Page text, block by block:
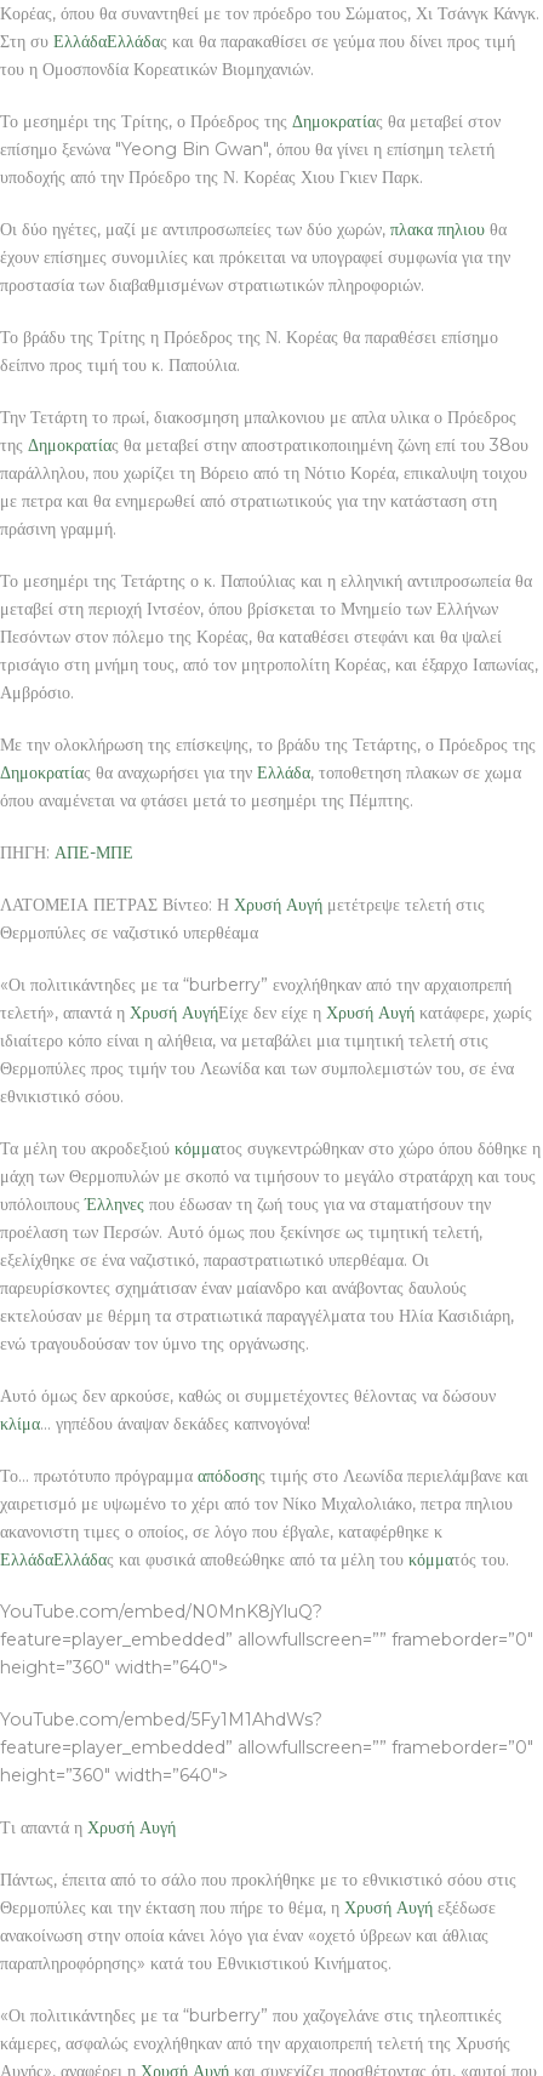
Κορέας, όπου θα συναντηθεί με τον πρόεδρο του Σώματος, Χι Τσάνγκ Κάνγκ.
Στη συ ΕλλάδαΕλλάδας και θα παρακαθίσει σε γεύμα που δίνει προς τιμή
του η Ομοσπονδία Κορεατικών Βιομηχανιών.
Το μεσημέρι της Τρίτης, ο Πρόεδρος της Δημοκρατίας θα μεταβεί στον
επίσημο ξενώνα "Yeong Bin Gwan", όπου θα γίνει η επίσημη τελετή
υποδοχής από την Πρόεδρο της Ν. Κορέας Χιου Γκιεν Παρκ.
Οι δύο ηγέτες, μαζί με αντιπροσωπείες των δύο χωρών, πλακα πηλιου θα
έχουν επίσημες συνομιλίες και πρόκειται να υπογραφεί συμφωνία για την
προστασία των διαβαθμισμένων στρατιωτικών πληροφοριών.
Το βράδυ της Τρίτης η Πρόεδρος της Ν. Κορέας θα παραθέσει επίσημο
δείπνο προς τιμή του κ. Παπούλια.
Την Τετάρτη το πρωί, διακοσμηση μπαλκονιου με απλα υλικα ο Πρόεδρος
της Δημοκρατίας θα μεταβεί στην αποστρατικοποιημένη ζώνη επί του 38ου
παράλληλου, που χωρίζει τη Βόρειο από τη Νότιο Κορέα, επικαλυψη τοιχου
με πετρα και θα ενημερωθεί από στρατιωτικούς για την κατάσταση στη
πράσινη γραμμή.
Το μεσημέρι της Τετάρτης ο κ. Παπούλιας και η ελληνική αντιπροσωπεία θα
μεταβεί στη περιοχή Ιντσέον, όπου βρίσκεται το Μνημείο των Ελλήνων
Πεσόντων στον πόλεμο της Κορέας, θα καταθέσει στεφάνι και θα ψαλεί
τρισάγιο στη μνήμη τους, από τον μητροπολίτη Κορέας, και έξαρχο Ιαπωνίας,
Αμβρόσιο.
Με την ολοκλήρωση της επίσκεψης, το βράδυ της Τετάρτης, ο Πρόεδρος της
Δημοκρατίας θα αναχωρήσει για την Ελλάδα, τοποθετηση πλακων σε χωμα
όπου αναμένεται να φτάσει μετά το μεσημέρι της Πέμπτης.
ΠΗΓΗ: ΑΠΕ-ΜΠΕ
ΛΑΤΟΜΕΙΑ ΠΕΤΡΑΣ Βίντεο: Η Χρυσή Αυγή μετέτρεψε τελετή στις
Θερμοπύλες σε ναζιστικό υπερθέαμα
«Οι πολιτικάντηδες με τα “burberry” ενοχλήθηκαν από την αρχαιοπρεπή
τελετή», απαντά η Χρυσή ΑυγήΕίχε δεν είχε η Χρυσή Αυγή κατάφερε, χωρίς
ιδιαίτερο κόπο είναι η αλήθεια, να μεταβάλει μια τιμητική τελετή στις
Θερμοπύλες προς τιμήν του Λεωνίδα και των συμπολεμιστών του, σε ένα
εθνικιστικό σόου.
Τα μέλη του ακροδεξιού κόμματος συγκεντρώθηκαν στο χώρο όπου δόθηκε η
μάχη των Θερμοπυλών με σκοπό να τιμήσουν το μεγάλο στρατάρχη και τους
υπόλοιπουςΈλληνες που έδωσαν τη ζωή τους για να σταματήσουν την
προέλαση των Περσών. Αυτό όμως που ξεκίνησε ως τιμητική τελετή,
εξελίχθηκε σε ένα ναζιστικό, παραστρατιωτικό υπερθέαμα. Οι
παρευρίσκοντες σχημάτισαν έναν μαίανδρο και ανάβοντας δαυλούς
εκτελούσαν με θέρμη τα στρατιωτικά παραγγέλματα του Ηλία Κασιδιάρη,
ενώ τραγουδούσαν τον ύμνο της οργάνωσης.
Αυτό όμως δεν αρκούσε, καθώς οι συμμετέχοντες θέλοντας να δώσουν
κλίμα… γηπέδου άναψαν δεκάδες καπνογόνα!
Το… πρωτότυπο πρόγραμμα απόδοσης τιμής στο Λεωνίδα περιελάμβανε και
χαιρετισμό με υψωμένο το χέρι από τον Νίκο Μιχαλολιάκο, πετρα πηλιου
ακανονιστη τιμες ο οποίος, σε λόγο που έβγαλε, καταφέρθηκε κ
ΕλλάδαΕλλάδας και φυσικά αποθεώθηκε από τα μέλη του κόμματός του.
YouTube.com/embed/N0MnK8jYluQ?
feature=player_embedded” allowfullscreen=”” frameborder=”0″
height=”360″ width=”640″>
YouTube.com/embed/5Fy1M1AhdWs?
feature=player_embedded” allowfullscreen=”” frameborder=”0″
height=”360″ width=”640″>
Τι απαντά η Χρυσή Αυγή
Πάντως, έπειτα από το σάλο που προκλήθηκε με το εθνικιστικό σόου στις
Θερμοπύλες και την έκταση που πήρε το θέμα, η Χρυσή Αυγή εξέδωσε
ανακοίνωση στην οποία κάνει λόγο για έναν «οχετό ύβρεων και άθλιας
παραπληροφόρησης» κατά του Εθνικιστικού Κινήματος.
«Οι πολιτικάντηδες με τα “burberry” που χαζογελάνε στις τηλεοπτικές
κάμερες, ασφαλώς ενοχλήθηκαν από την αρχαιοπρεπή τελετή της Χρυσής
Αυγής», αναφέρει η Χρυσή Αυγή και συνεχίζει προσθέτοντας ότι, «αυτοί που